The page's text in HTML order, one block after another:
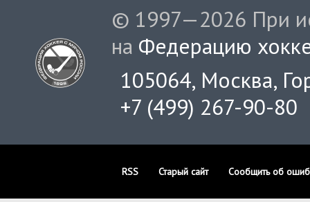
© 1997—2026 При
на Федерацию
105064, Москва,
+7 (499) 267-90-80
RSS Старый сайт Сообщить об